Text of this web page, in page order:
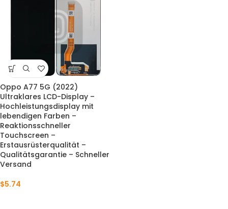
Oppo A77 5G (2022)
Ultraklares LCD-Display –
Hochleistungsdisplay mit
lebendigen Farben –
Reaktionsschneller
Touchscreen –
Erstausrüsterqualität –
Qualitätsgarantie – Schneller
Versand
$5.74